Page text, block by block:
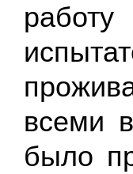
всеми
было